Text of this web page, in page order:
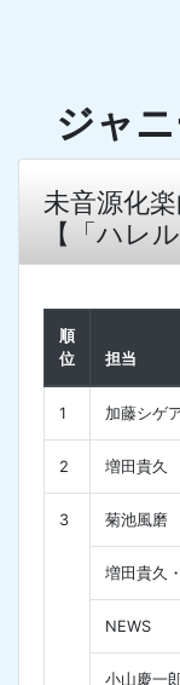
ジャ
未音源化
【「ハレ
順
位
担当
1 加藤シゲ
2 増田貴久
3 菊池風磨
増田貴久
NEWS
小山慶一